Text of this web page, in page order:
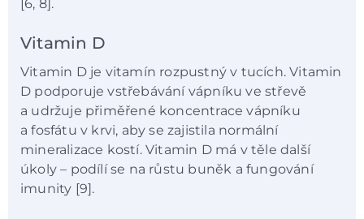
[6, 8].
Vitamin D
Vitamin D je vitamín rozpustný v tucích. Vitamin
D podporuje vstřebávání vápníku ve střevě
a udržuje přiměřené koncentrace vápníku
a fosfátu v krvi, aby se zajistila normální
mineralizace kostí. Vitamin D má v těle další
úkoly – podílí se na růstu buněk a fungování
imunity [9].